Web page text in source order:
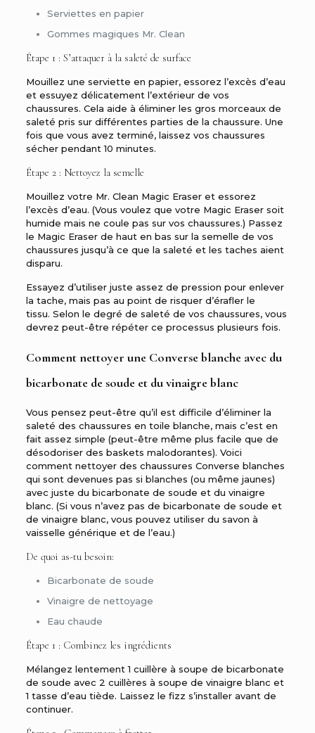
Serviettes en papier
Gommes magiques Mr. Clean
Étape 1 : S’attaquer à la saleté de surface
Mouillez une serviette en papier, essorez l’excès d’eau
et essuyez délicatement l’extérieur de vos
chaussures. Cela aide à éliminer les gros morceaux de
saleté pris sur différentes parties de la chaussure. Une
fois que vous avez terminé, laissez vos chaussures
sécher pendant 10 minutes.
Étape 2 : Nettoyez la semelle
Mouillez votre Mr. Clean Magic Eraser et essorez
l’excès d’eau. (Vous voulez que votre Magic Eraser soit
humide mais ne coule pas sur vos chaussures.) Passez
le Magic Eraser de haut en bas sur la semelle de vos
chaussures jusqu’à ce que la saleté et les taches aient
disparu.
Essayez d’utiliser juste assez de pression pour enlever
la tache, mais pas au point de risquer d’érafler le
tissu. Selon le degré de saleté de vos chaussures, vous
devrez peut-être répéter ce processus plusieurs fois.
Comment nettoyer une Converse blanche avec du
bicarbonate de soude et du vinaigre blanc
Vous pensez peut-être qu’il est difficile d’éliminer la
saleté des chaussures en toile blanche, mais c’est en
fait assez simple (peut-être même plus facile que de
désodoriser des baskets malodorantes). Voici
comment nettoyer des chaussures Converse blanches
qui sont devenues pas si blanches (ou même jaunes)
avec juste du bicarbonate de soude et du vinaigre
blanc. (Si vous n’avez pas de bicarbonate de soude et
de vinaigre blanc, vous pouvez utiliser du savon à
vaisselle générique et de l’eau.)
De quoi as-tu besoin:
Bicarbonate de soude
Vinaigre de nettoyage
Eau chaude
Étape 1 : Combinez les ingrédients
Mélangez lentement 1 cuillère à soupe de bicarbonate
de soude avec 2 cuillères à soupe de vinaigre blanc et
1 tasse d’eau tiède. Laissez le fizz s’installer avant de
continuer.